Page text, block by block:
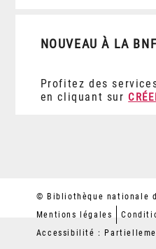
NOUVEAU À LA
Profitez des
en cliquant sur
© Bibliothèque nationale
Mentions légales
Accessibilité :